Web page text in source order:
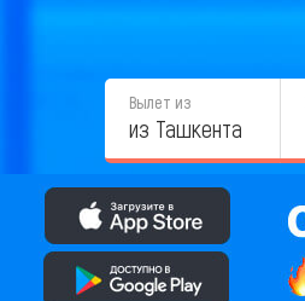
Вылет из
из Ташкента